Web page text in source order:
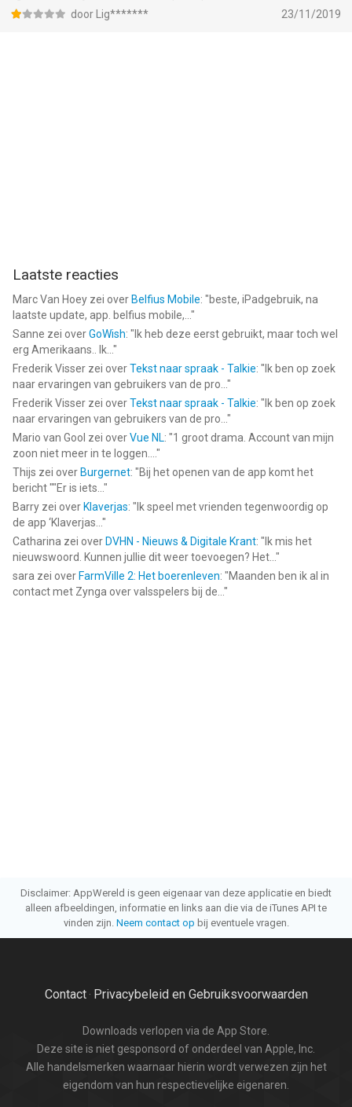
door Lig******* 23/11/2019
Laatste reacties
Marc Van Hoey zei over Belfius Mobile: "beste, iPadgebruik, na
laatste update, app. belfius mobile,... "
Sanne zei overGoWish: " Ik heb deze eerst gebruikt, maar toch wel
erg Amerikaans.. Ik... "
Frederik Visser zei overTekst naar spraak - Talkie: " Ik ben op zoek
naar ervaringen van gebruikers van de pro... "
Frederik Visser zei overTekst naar spraak - Talkie: " Ik ben op zoek
naar ervaringen van gebruikers van de pro... "
Mario van Gool zei overVue NL: "1 groot drama. Account van mijn
zoon niet meer in te loggen.... "
Thijs zei over Burgernet: "Bij het openen van de app komt het
bericht ""Er is iets... "
Barry zei over Klaverjas: " Ik speel met vrienden tegenwoordig op
de app ‘Klaverjas... "
Catharina zei over DVHN - Nieuws & Digitale Krant: " Ik mis het
nieuwswoord. Kunnen jullie dit weer toevoegen? Het... "
sara zei over FarmVille 2: Het boerenleven: "Maanden ben ik al in
contact met Zynga over valsspelers bij de... "
Disclaimer: AppWereld is geen eigenaar van deze applicatie en biedt
alleen afbeeldingen, informatie en links aan die via de iTunes API te
vinden zijn. Neem contact op bij eventuele vragen.
Contact· Privacybeleid en Gebruiksvoorwaarden
Downloads verlopen via de App Store.
Deze site is niet gesponsord of onderdeel van Apple, Inc.
Alle handelsmerken waarnaar hierin wordt verwezen zijn het
eigendom van hun respectievelijke eigenaren.